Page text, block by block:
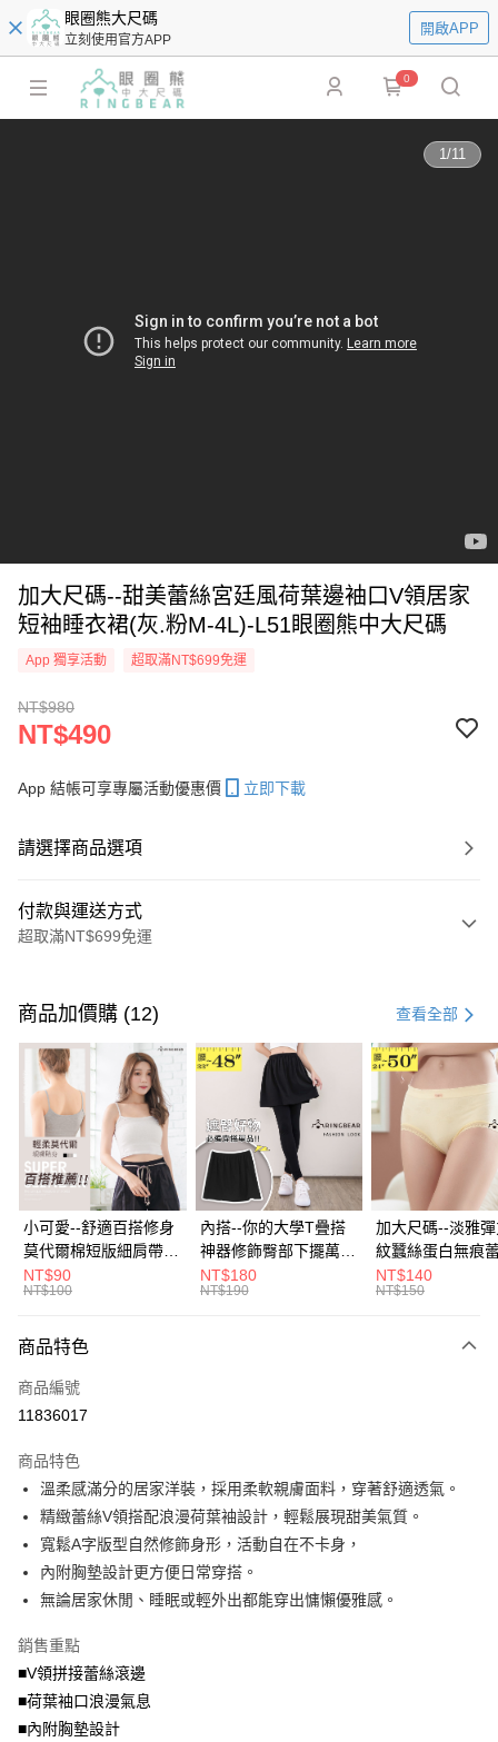
眼圈熊大尺碼
立刻使用官方APP
開啟APP
0
1/11
加大尺碼--甜美蕾絲宮廷風荷葉邊袖口V領居家
短袖睡衣裙(灰.粉M-4L)-L51眼圈熊中大尺碼
App 獨享活動 超取滿NT$699免運
NT$980
NT$490
App 結帳可享專屬活動優惠價 立即下載
請選擇商品選項
付款與運送方式
超取滿NT$699免運
信用卡一次付款
超商取貨付款
LINE Pay
Apple Pay
街口支付
悠遊付
Google Pay
大哥付你分期
【大哥付你分期使用說明】
2.付款方式選擇「大哥付你分期」，訂單成立後會自動跳轉到大哥付的交易
流程，驗證手機門號後，選擇欲分期的期數、繳款截止日，確認付款後即完
3.實際核准額度、可分期數及費用金額請依後續交易確認頁面所載為準。
4.訂單成立30分鐘內，如未前往確認交易或遇審核未通過，訂單將自動取
消。如遇「轉專審核」未通過狀況，表示未達大哥付你分期系統評分，恕無
法說明評估內容。
1.分期款項不併入電信帳單，「大哥付你分期」於每月結算日後寄送繳費提
醒簡訊。
2.透過簡訊連結打開帳單後，可選擇「超商條碼／台灣大直營門市／銀行轉
帳／街口支付／iPASS MONEY」等通路繳費。
【注意事項】
1.本服務係由「台灣大哥大股份有限公司」（以下簡稱本公司）所提供，讓
用戶於交易時，得透過本服務購買商品或服務，並由商店將買賣／分期付款
買賣價金債權讓與本公司後，依約使用本公司帳單繳交帳款。
2.基於同意付款使用「大哥付你分期」之契約關係目的，商店將以您的個人
運送方式
全家取貨付款
每筆NT$70，滿NT$699(含以上)免運費
付款後全家取貨
7-11取貨付款
付款後7-11取貨
每筆NT$70，滿NT$699(含以上)免運費
商品加價購 (12) 查看全部
小可愛--舒適百搭修身
莫代爾棉短版細肩帶素
色背心(白.黑.灰L-2L)-
U582眼圈熊中大尺碼
NT$90
NT$100
內搭--你的大學T疊搭
神器修飾臀部下擺萬用
內搭裙/遮臀裙(黑2L-
6L)-Q155眼圈熊中大
NT$180
NT$190
加大尺碼--淡雅
紋蠶絲蛋白無痕
角內褲(白.粉.藍.
3L)-L28眼圈熊中
NT$140
NT$150
商品特色
商品編號
11836017
商品特色
溫柔感滿分的居家洋裝，採用柔軟親膚面料，穿著舒適透氣。
精緻蕾絲V領搭配浪漫荷葉袖設計，輕鬆展現甜美氣質。
寬鬆A字版型自然修飾身形，活動自在不卡身，
內附胸墊設計更方便日常穿搭。
無論居家休閒、睡眠或輕外出都能穿出慵懶優雅感。
銷售重點
■V領拼接蕾絲滾邊
■荷葉袖口浪漫氣息
■內附胸墊設計